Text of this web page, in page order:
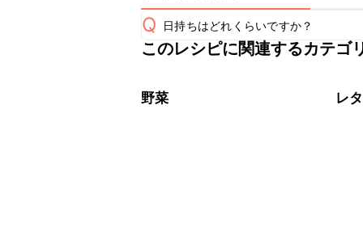
Q 日持ちはどれくらいですか？
保存期間は冷蔵で当日中が目安です
※日持ちは目安です。
このレシピに関連するカテゴ
野菜 レ